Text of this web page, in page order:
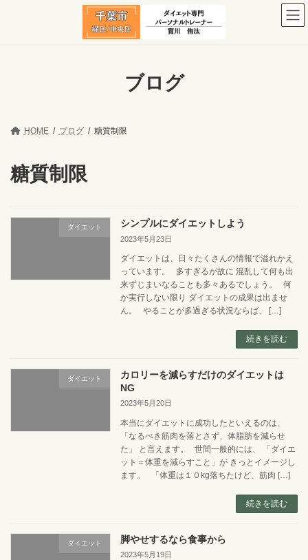
ブログ
HOME ブログ 糖質制限
糖質制限
ダイエット シンプルにダイエットしよう
2023年5月23日
ダイエットは、日々たくさんの情報で溢れかえ
っています。 多すぎるが故に 混乱して何も出
来ずじまいなることも多々あるでしょう。 何
か実行しない限り ダイエットの成果は出ませ
ん。 やることが多過ぎる状況ならば、 […]
続きを読む
ダイエット
カロリーを減らすだけのダイエットは
NG
2023年5月20日
本当にダイエットに成功したといえるのは、
「なるべき筋肉を落とさず、体脂肪を減らせ
た」 と言えます。 世間一般的には、 「ダイエ
ット＝体重を減らすこと」が きっとイメージし
ます。 「体重は１０kg落ちたけど、筋肉 […]
続きを読む
ダイエット 脚やせするなら食事から
2023年5月19日